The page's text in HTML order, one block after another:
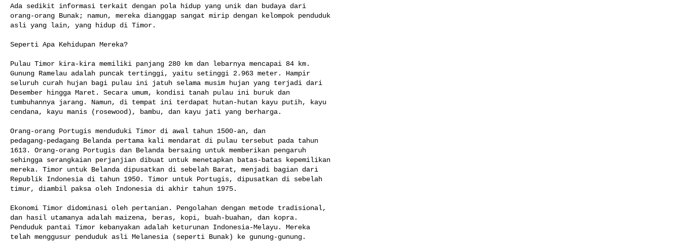
Ada sedikit informasi terkait dengan pola hidup yang unik dan budaya dari
orang-orang Bunak; namun, mereka dianggap sangat mirip dengan kelompok penduduk
asli yang lain, yang hidup di Timor.
Seperti Apa Kehidupan Mereka?
Pulau Timor kira-kira memiliki panjang 280 km dan lebarnya mencapai 84 km.
Gunung Ramelau adalah puncak tertinggi, yaitu setinggi 2.963 meter. Hampir
seluruh curah hujan bagi pulau ini jatuh selama musim hujan yang terjadi dari
Desember hingga Maret. Secara umum, kondisi tanah pulau ini buruk dan
tumbuhannya jarang. Namun, di tempat ini terdapat hutan-hutan kayu putih, kayu
cendana, kayu manis (rosewood), bambu, dan kayu jati yang berharga.
Orang-orang Portugis menduduki Timor di awal tahun 1500-an, dan
pedagang-pedagang Belanda pertama kali mendarat di pulau tersebut pada tahun
1613. Orang-orang Portugis dan Belanda bersaing untuk memberikan pengaruh
sehingga serangkaian perjanjian dibuat untuk menetapkan batas-batas kepemilikan
mereka. Timor untuk Belanda dipusatkan di sebelah Barat, menjadi bagian dari
Republik Indonesia di tahun 1950. Timor untuk Portugis, dipusatkan di sebelah
timur, diambil paksa oleh Indonesia di akhir tahun 1975.
Ekonomi Timor didominasi oleh pertanian. Pengolahan dengan metode tradisional,
dan hasil utamanya adalah maizena, beras, kopi, buah-buahan, dan kopra.
Penduduk pantai Timor kebanyakan adalah keturunan Indonesia-Melayu. Mereka
telah menggusur penduduk asli Melanesia (seperti Bunak) ke gunung-gunung.